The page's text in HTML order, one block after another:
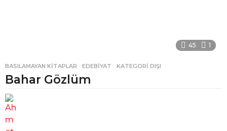
45 1
BASILAMAYAN KITAPLAR ,EDEBIYAT ,KATEGORI DIŞI
Bahar Gözlüm